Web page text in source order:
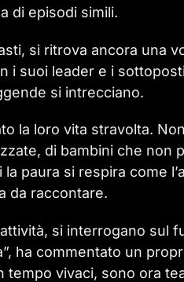
di episodi simili.
si ritrova ancora una
i suoi leader e i
si intrecciano.
la loro vita stravolta.
di bambini che non
paura si respira come
da raccontare.
si interrogano sul
ha commentato un
vivaci, sono ora